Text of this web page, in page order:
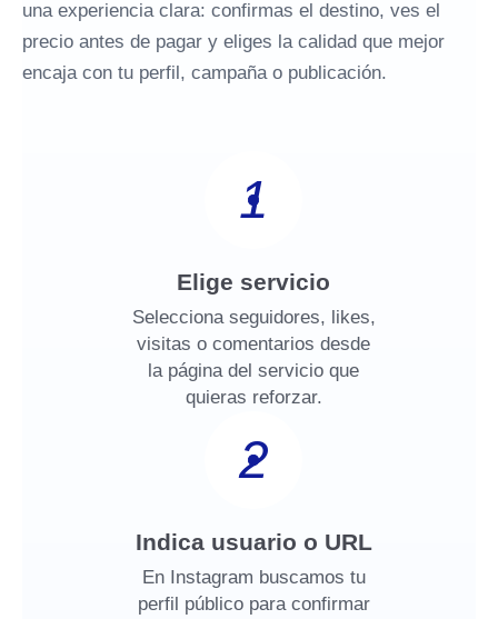
una experiencia clara: confirmas el destino, ves el
precio antes de pagar y eliges la calidad que mejor
encaja con tu perfil, campaña o publicación.
1
Elige servicio
Selecciona seguidores, likes,
visitas o comentarios desde
la página del servicio que
quieras reforzar.
2
Indica usuario o URL
En Instagram buscamos tu
perfil público para confirmar